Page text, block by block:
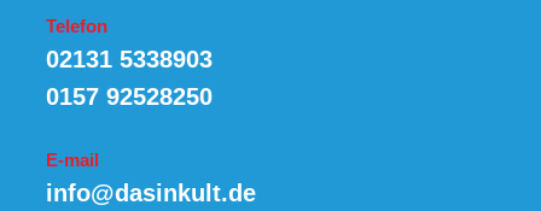
Telefon
02131 5338903
0157 92528250
E-mail
info@dasinkult.de